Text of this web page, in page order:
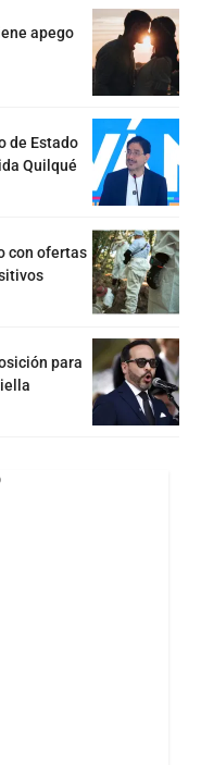
apego
de Estado
Quilqué
con ofertas
para